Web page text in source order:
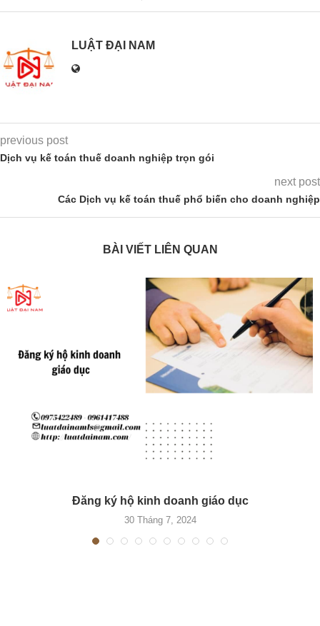
LUẬT ĐẠI NAM
previous post
Dịch vụ kế toán thuế doanh nghiệp trọn gói
next post
Các Dịch vụ kế toán thuế phổ biến cho doanh nghiệp
BÀI VIẾT LIÊN QUAN
Đăng ký hộ kinh doanh giáo dục
30 Tháng 7, 2024